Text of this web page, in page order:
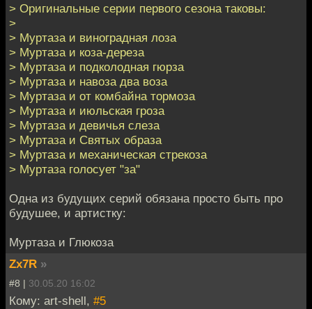
> Оригинальные серии первого сезона таковы:
>
> Муртаза и виноградная лоза
> Муртаза и коза-дереза
> Муртаза и подколодная гюрза
> Муртаза и навоза два воза
> Муртаза и от комбайна тормоза
> Муртаза и июльская гроза
> Муртаза и девичья слеза
> Муртаза и Святых образа
> Муртаза и механическая стрекоза
> Муртаза голосует "за"
Одна из будущих серий обязана просто быть про
будушее, и артистку:
Муртаза и Глюкоза
Zx7R »
#8 | 30.05.20 16:02
Кому: art-shell, #5